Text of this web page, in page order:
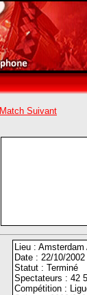
Match Suivant
Lieu : Amsterdam
Date : 22/10/
Statut : Terminé
Spectateurs : 42
Compétition :